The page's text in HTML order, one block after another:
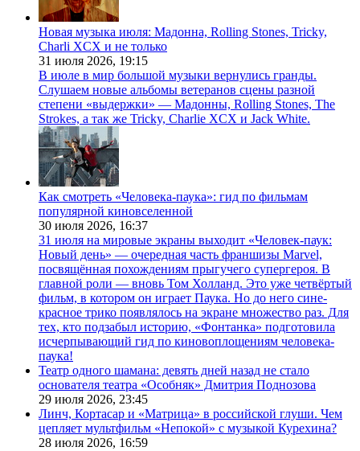
Новая музыка июля: Мадонна, Rolling Stones, Tricky,
Charli XCX и не только
31 июля 2026, 19:15
В июле в мир большой музыки вернулись гранды.
Слушаем новые альбомы ветеранов сцены разной
степени «выдержки» — Мадонны, Rolling Stones, The
Strokes, а так же Tricky, Charlie XCX и Jack White.
Как смотреть «Человека-паука»: гид по фильмам
популярной киновселенной
30 июля 2026, 16:37
31 июля на мировые экраны выходит «Человек-паук:
Новый день» — очередная часть франшизы Marvel,
посвящённая похождениям прыгучего супергероя. В
главной роли — вновь Том Холланд. Это уже четвёртый
фильм, в котором он играет Паука. Но до него сине-
красное трико появлялось на экране множество раз. Для
тех, кто подзабыл историю, «Фонтанка» подготовила
исчерпывающий гид по киновоплощениям человека-
паука!
Театр одного шамана: девять дней назад не стало
основателя театра «Особняк» Дмитрия Поднозова
29 июля 2026, 23:45
Линч, Кортасар и «Матрица» в российской глуши. Чем
цепляет мультфильм «Непокой» с музыкой Курехина?
28 июля 2026, 16:59